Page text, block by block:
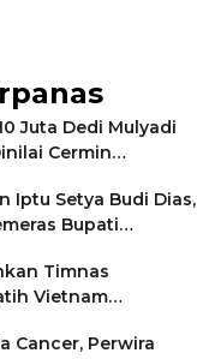
Juta Dedi Mulyadi
Cermin
Jamin Keamanan
Iptu Setya Budi Dias,
Bupati
Timnas
Vietnam
Jimat di Pakansari
Cancer, Perwira